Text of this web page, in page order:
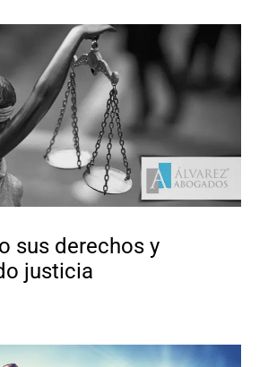
sus derechos y
justicia